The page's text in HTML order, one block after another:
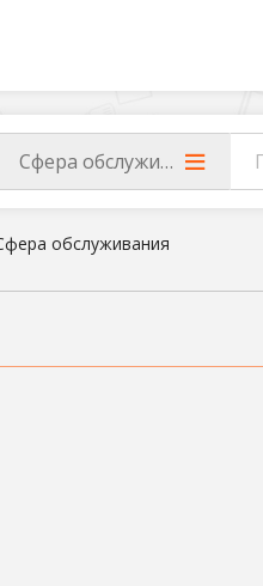
Сфера обслуживания
обслуживания